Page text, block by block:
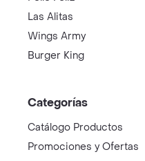
Las Alitas
Wings Army
Burger King
Categorías
Catálogo Productos
Promociones y Ofertas